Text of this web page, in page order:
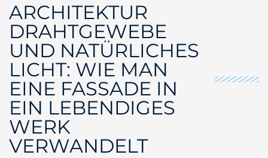
ARCHITEKTUR
DRAHTGEWEBE
UND NATÜRLICHES
LICHT: WIE MAN
EINE FASSADE IN
EIN LEBENDIGES
WERK
VERWANDELT